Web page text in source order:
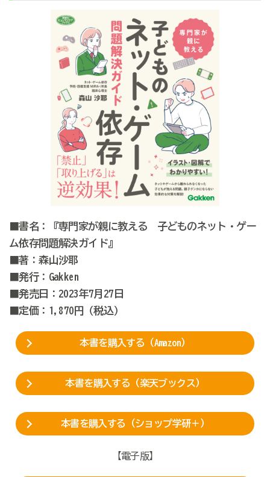
■書名：『専門家が親に教える 子どものネット・ゲー
ム依存問題解決ガイド』
■著：森山沙耶
■発行：Gakken
■発売日：2023年7月27日
■定価：1,870円（税込）
本書を購入する（Amazon）
本書を購入する（楽天ブックス）
本書を購入する（ショップ学研＋）
【電子版】